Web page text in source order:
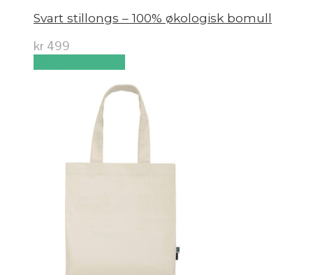
Svart stillongs – 100% økologisk bomull
kr 499